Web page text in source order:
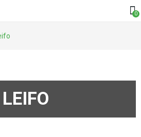
0
LEIFO